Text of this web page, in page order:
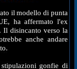
il modello di punta
ha affermato l'ex
Il disincanto verso la
anche andare
gonfie di